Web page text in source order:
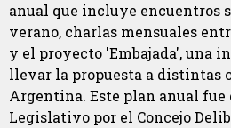
anual que incluye encuentros
verano, charlas mensuales
y el proyecto 'Embajada', una
llevar la propuesta a distintas
Argentina. Este plan anual fue
Legislativo por el Concejo